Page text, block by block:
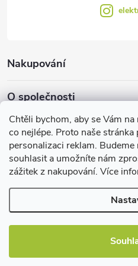
Chtěli bychom, aby se Vám
co nejlépe. Proto naše
personalizaci reklam.
souhlasit a umožníte nám
zážitek z nakupování. Více
Nakupování
O společnosti
Facebook
Užitečné informace